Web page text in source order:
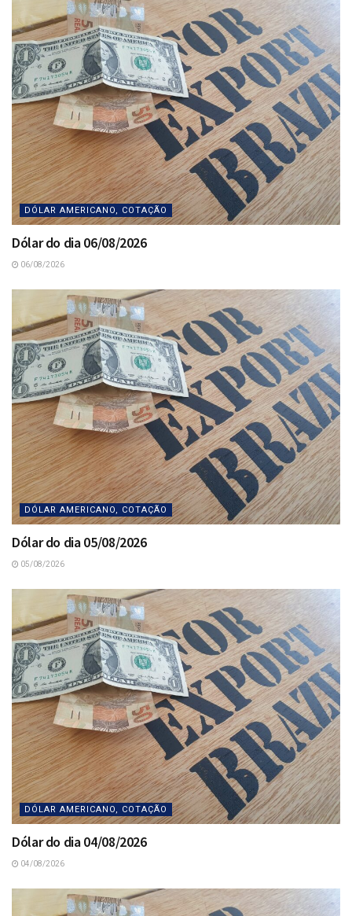
DÓLAR AMERICANO, COTAÇÃO
Dólar do dia 06/08/2026
06/08/2026
DÓLAR AMERICANO, COTAÇÃO
Dólar do dia 05/08/2026
05/08/2026
DÓLAR AMERICANO, COTAÇÃO
Dólar do dia 04/08/2026
04/08/2026